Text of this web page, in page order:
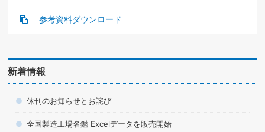
参考資料ダウンロード
新着情報
休刊のお知らせとお詫び
全国製造工場名鑑 Excelデータを販売開始